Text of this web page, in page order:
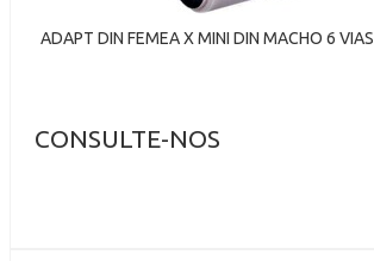
ADAPT DIN FEMEA X MINI DIN MACHO 6 VIAS
CONSULTE-NOS